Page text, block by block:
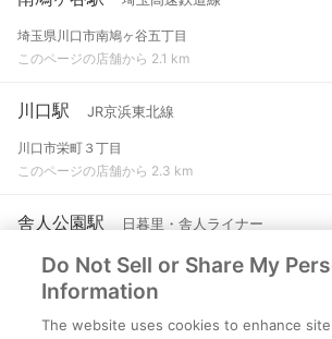
埼玉県川口市南鳩ヶ谷五丁目
このページの店舗から 2.1 km
川口駅 JR京浜東北線
川口市栄町３丁目
このページの店舗から 2.3 km
舎人公園駅 日暮里・舎人ライナー
足立区舎人公園１-１０
このページの店舗から 2.5 km
Do Not Sell or Share My
Information
The website uses cookies to enhance